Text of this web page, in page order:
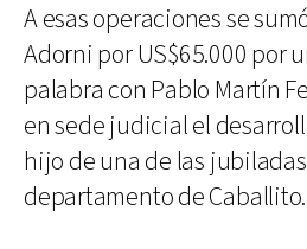
A esas operaciones se
Adorni por US$65.000 por
palabra con Pablo Martín
en sede judicial el
hijo de una de las
departamento de Caballito.